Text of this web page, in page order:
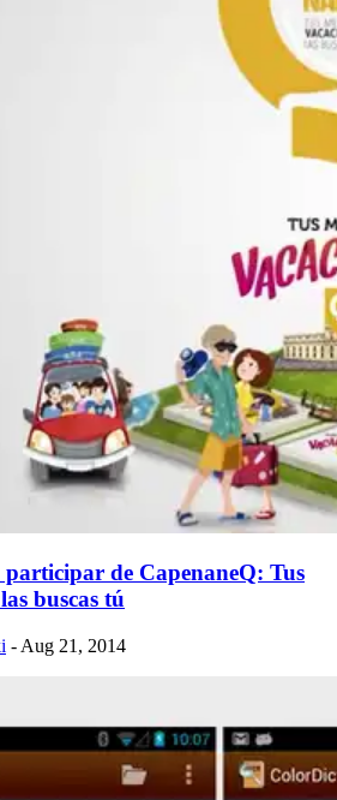
de CapenaneQ: Tus
buscas tú
- Aug 21, 2014